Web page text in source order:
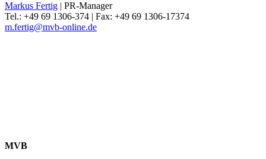
Markus Fertig | PR-Manager
Tel.: +49 69 1306-374 | Fax: +49 69 1306-17374
m.fertig@mvb-online.de
MVB